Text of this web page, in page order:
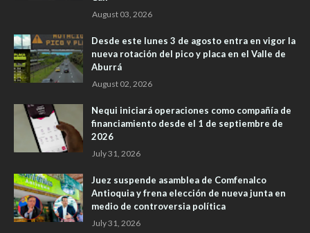
August 03, 2026
Desde este lunes 3 de agosto entra en vigor la
nueva rotación del pico y placa en el Valle de
Aburrá
August 02, 2026
Nequi iniciará operaciones como compañía de
financiamiento desde el 1 de septiembre de
2026
July 31, 2026
Juez suspende asamblea de Comfenalco
Antioquia y frena elección de nueva junta en
medio de controversia política
July 31, 2026